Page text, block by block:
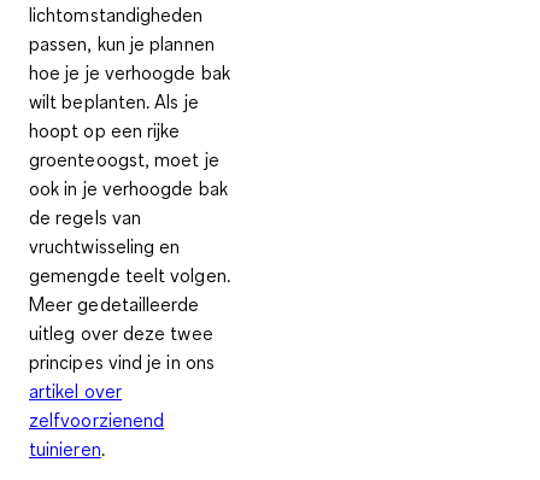
lichtomstandigheden
passen, kun je plannen
hoe je je verhoogde bak
wilt beplanten. Als je
hoopt op eenrijke
groenteoogst, moet je
ook in je verhoogde bak
de regels van
vruchtwisseling en
gemengde teelt volgen.
Meer gedetailleerde
uitleg over deze twee
principes vind je in ons
artikel over
zelfvoorzienend
tuinieren.